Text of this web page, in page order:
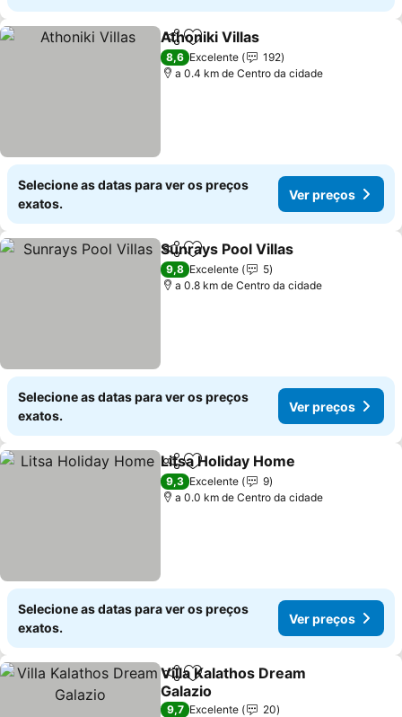
PartilharAdicionar aos favoritos
Athoniki Villas
8,6 Excelente
192
a 0.4 km de Centro da cidade
Selecione as datas para ver os preços
exatos.
Ver preços
PartilharAdicionar aos favoritos
Sunrays Pool Villas
9,8 Excelente
5
a 0.8 km de Centro da cidade
Selecione as datas para ver os preços
exatos.
Ver preços
PartilharAdicionar aos favoritos
Litsa Holiday Home
9,3 Excelente
9
a 0.0 km de Centro da cidade
Selecione as datas para ver os preços
exatos.
Ver preços
PartilharAdicionar aos favoritos
Villa Kalathos Dream
Galazio
9,7 Excelente
20